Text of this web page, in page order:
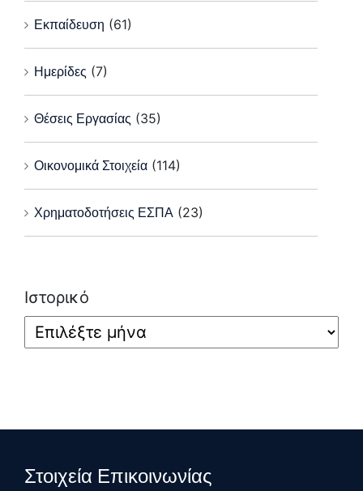
Εκπαίδευση (61)
Ημερίδες (7)
Θέσεις Εργασίας (35)
Οικονομικά Στοιχεία (114)
Χρηματοδοτήσεις ΕΣΠΑ (23)
Ιστορικό
Στοιχεία Επικοινωνίας